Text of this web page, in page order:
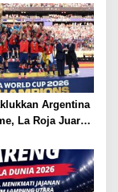
Olahraga,
Center Para
Argentina
La Roja Juara